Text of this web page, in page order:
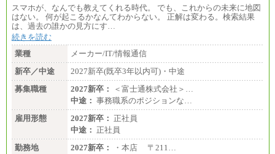
スマホが、なんでも教えてくれる時代。 でも、これからの未来に地図
はない。 何が起こるかなんてわからない。 正解は変わる。検索結果
は、過去の誰かの見方にす…
続きを読む
業種
メーカー/IT/情報通信
新卒／中途
2027新卒(既卒3年以内可)・中途
募集職種
2027新卒：
＜富士通株式会社＞…
中途： 事務職系のポジションな…
雇用形態
2027新卒： 正社員
中途： 正社員
勤務地
2027新卒：
・本店 〒211…